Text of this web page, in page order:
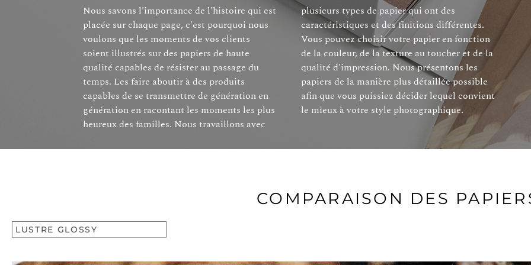
Nous savons l'importance de l'histoire qui est
placée sur chaque page, c'est pourquoi nous
voulons que les moments de vos clients
soient illustrés sur des papiers de haute
qualité capables de résister au passage du
temps. Les faire aboutir à des produits
capables de se transmettre de génération en
génération en racontant les moments les plus
heureux des familles. Nous travaillons avec
plusieurs types de papier qui ont des
caractéristiques et des finitions différentes.
Vous pouvez choisir votre papier en fonction
de la couleur, de la texture au toucher et de la
qualité d'impression. Nous présentons les
papiers de la manière plus détaillée possible
afin que vous puissiez décider lequel convient
le mieux à votre style photographique.
COMPARAISON DES